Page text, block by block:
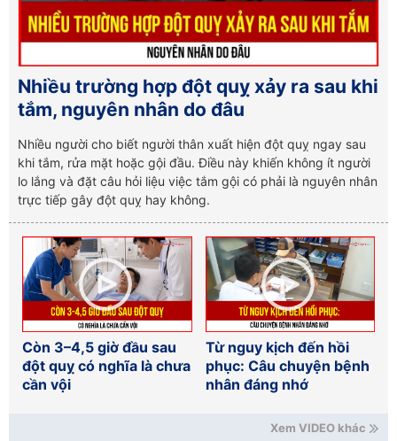
Nhiều trường hợp đột quỵ xảy ra sau khi
tắm, nguyên nhân do đâu
Nhiều người cho biết người thân xuất hiện đột quỵ ngay sau
khi tắm, rửa mặt hoặc gội đầu. Điều này khiến không ít người
lo lắng và đặt câu hỏi liệu việc tắm gội có phải là nguyên nhân
trực tiếp gây đột quỵ hay không.
Còn 3–4,5 giờ đầu sau
đột quỵ có nghĩa là chưa
cần vội
Từ nguy kịch đến hồi
phục: Câu chuyện bệnh
nhân đáng nhớ
Xem VIDEO khác